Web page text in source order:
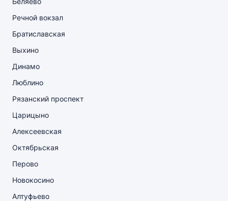
Речной вокзал
Братиславская
Выхино
Динамо
Люблино
Рязанский проспект
Царицыно
Алексеевская
Октябрьская
Перово
Новокосино
Алтуфьево